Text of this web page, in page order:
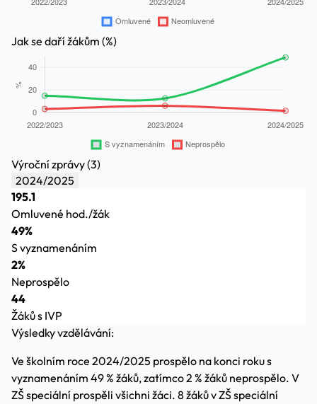
Jak se daří žákům (%)
Výroční zprávy (3)
2024/2025
195.1
Omluvené hod./žák
49%
S vyznamenáním
2%
Neprospělo
44
Žáků s IVP
Výsledky vzdělávání:
Ve školním roce 2024/2025 prospělo na konci roku s
vyznamenáním 49 % žáků, zatímco 2 % žáků neprospělo. V
ZŠ speciální prospěli všichni žáci. 8 žáků v ZŠ speciální